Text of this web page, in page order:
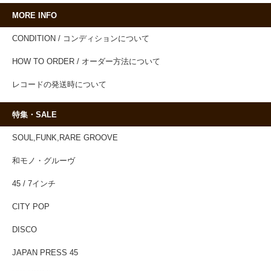
MORE INFO
CONDITION / コンディションについて
HOW TO ORDER / オーダー方法について
レコードの発送時について
特集・SALE
SOUL,FUNK,RARE GROOVE
和モノ・グルーヴ
45 / 7インチ
CITY POP
DISCO
JAPAN PRESS 45